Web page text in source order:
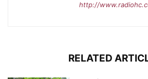
http://
RELATED